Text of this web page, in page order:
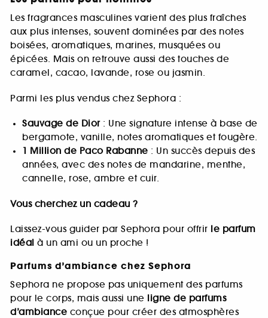
Les fragrances masculines varient des plus fraîches
aux plus intenses, souvent dominées par des notes
boisées, aromatiques, marines, musquées ou
épicées. Mais on retrouve aussi des touches de
caramel, cacao, lavande, rose ou jasmin.
Parmi les plus vendus chez Sephora :
Sauvage de Dior: Une signature intense à base de
bergamote, vanille, notes aromatiques et fougère.
1 Million de Paco Rabanne : Un succès depuis des
années, avec des notes de mandarine, menthe,
cannelle, rose, ambre et cuir.
Vous cherchez un cadeau ?
Laissez-vous guider par Sephora pour offrir le parfum
idéal à un ami ou un proche !
Parfums d’ambiance chez Sephora
Sephora ne propose pas uniquement des parfums
pour le corps, mais aussi une ligne de parfums
d’ambiance conçue pour créer des atmosphères